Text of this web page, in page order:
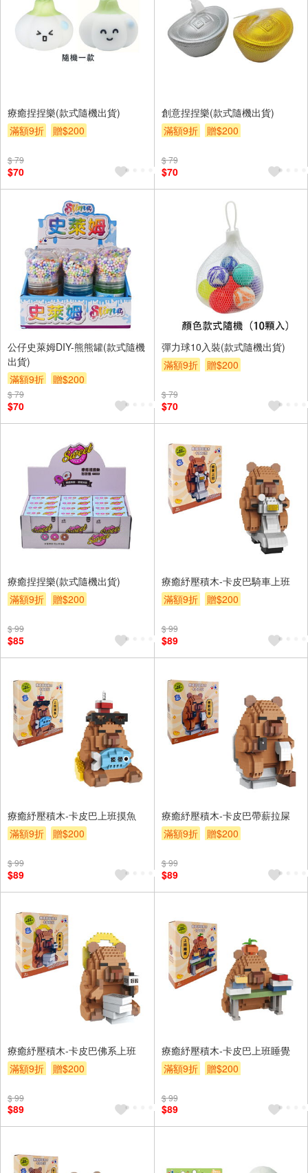
療癒捏捏樂(款式隨機出貨)
滿額9折
贈$200
$ 79
$70
創意捏捏樂(款式隨機出貨)
滿額9折
贈$200
$ 79
$70
公仔史萊姆DIY-熊熊罐(款式隨機
出貨)
滿額9折
贈$200
$ 79
$70
彈力球10入裝(款式隨機出貨)
滿額9折
贈$200
$ 79
$70
療癒捏捏樂(款式隨機出貨)
滿額9折
贈$200
$ 99
$85
療癒紓壓積木-卡皮巴騎車上班
滿額9折
贈$200
$ 99
$89
療癒紓壓積木-卡皮巴上班摸魚
滿額9折
贈$200
$ 99
$89
療癒紓壓積木-卡皮巴帶薪拉屎
滿額9折
贈$200
$ 99
$89
療癒紓壓積木-卡皮巴佛系上班
滿額9折
贈$200
$ 99
$89
療癒紓壓積木-卡皮巴上班睡覺
滿額9折
贈$200
$ 99
$89